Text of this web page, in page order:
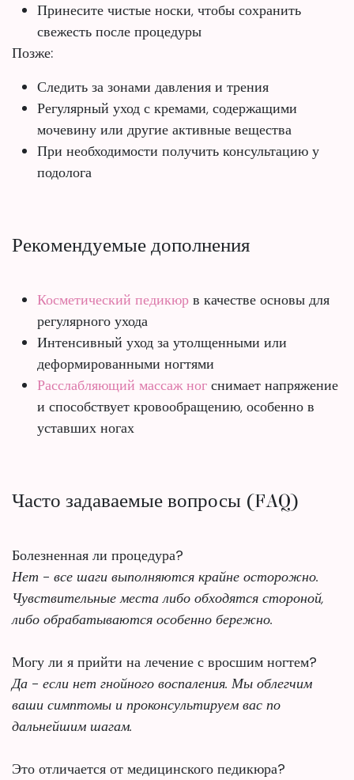
Принесите чистые носки, чтобы сохранить
свежесть после процедуры
Позже:
Следить за зонами давления и трения
Регулярный уход с кремами, содержащими
мочевину или другие активные вещества
При необходимости получить консультацию у
подолога
Рекомендуемые дополнения
Косметический педикюр в качестве основы для
регулярного ухода
Интенсивный уход за утолщенными или
деформированными ногтями
Расслабляющий массаж ног снимает напряжение
и способствует кровообращению, особенно в
уставших ногах
Часто задаваемые вопросы (FAQ)
Болезненная ли процедура?
Нет - все шаги выполняются крайне осторожно.
Чувствительные места либо обходятся стороной,
либо обрабатываются особенно бережно.
Могу ли я прийти на лечение с вросшим ногтем?
Да - если нет гнойного воспаления. Мы облегчим
ваши симптомы и проконсультируем вас по
дальнейшим шагам.
Это отличается от медицинского педикюра?